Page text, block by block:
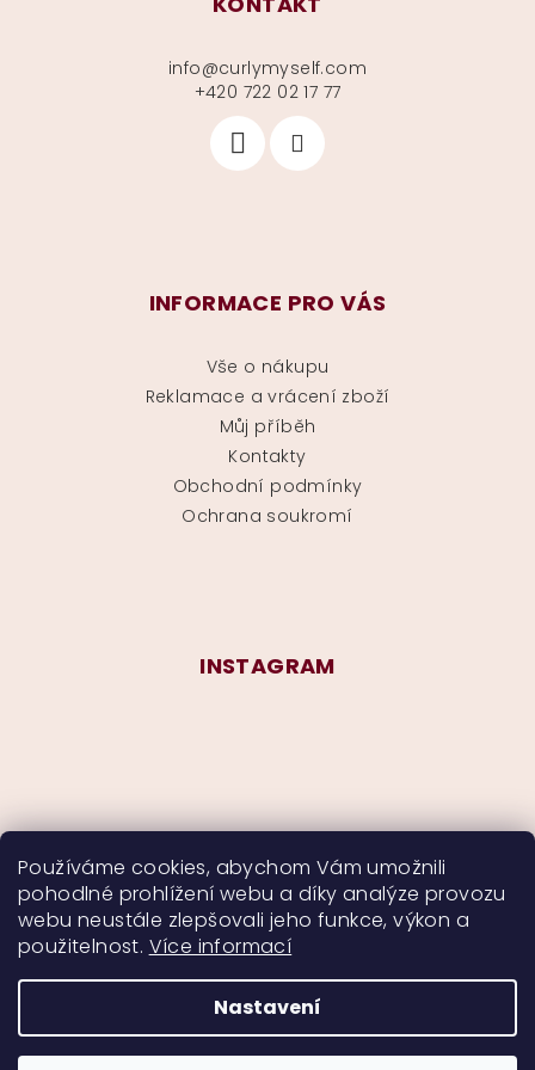
Používáme cookies, abychom Vám umožnili
pohodlné prohlížení webu a díky analýze provozu
webu neustále zlepšovali jeho funkce, výkon a
použitelnost. Více informací
Nastavení
info@curlymyself.com
+420 722 02 17 77
INFORMACE PRO VÁS
Vše o nákupu
Reklamace a vrácení zboží
Můj příběh
Kontakty
Obchodní podmínky
Ochrana soukromí
INSTAGRAM
Sledovat na Instagramu